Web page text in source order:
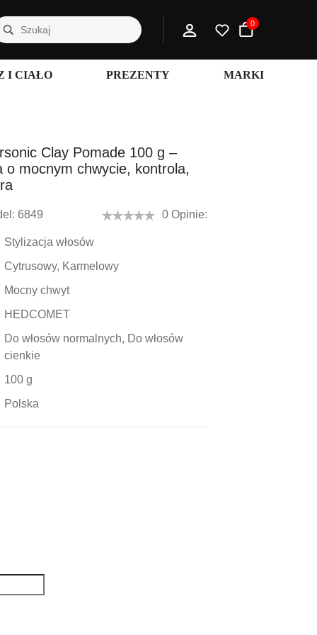
0
I CIAŁO PREZENTY MARKI
Clay Pomade 100 g –
o mocnym chwycie, kontrola,
6849 0 Opinie:
Stylizacja włosów
Cytrusowy, Karmelowy
Mocny chwyt
HEDCOMET
Do włosów normalnych, Do włosów
cienkie
100 g
Polska